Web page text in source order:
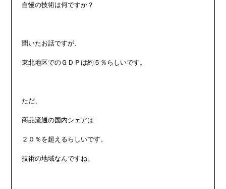
自慢の技術は何ですか？
聞いたお話ですが、
東北地区でのＧＤＰは約５％らしいです。
ただ、
商品流通の国内シェアは
２０％を超えるらしいです。
技術の地域なんですね。